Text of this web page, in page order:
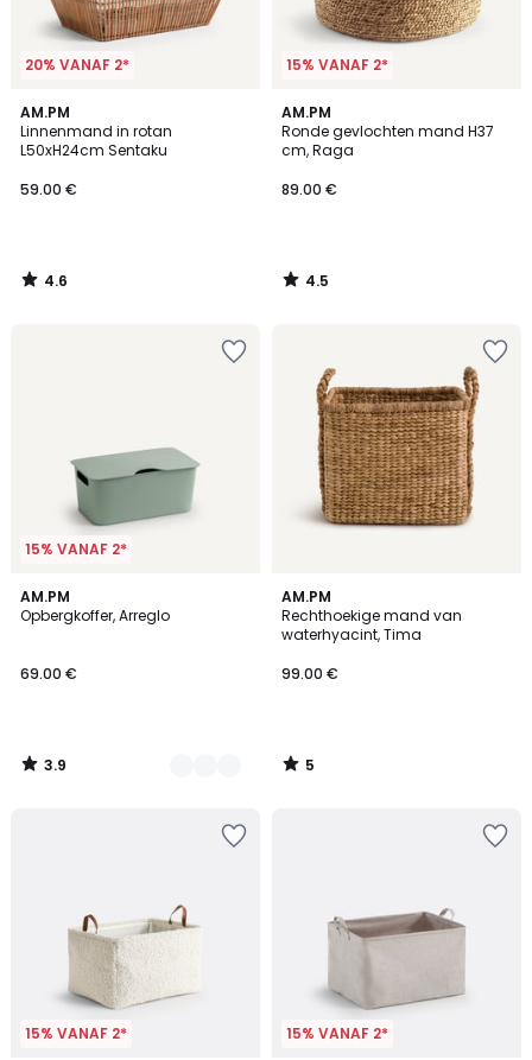
20% VANAF 2*
AM.PM
Linnenmand in rotan
L50xH24cm Sentaku
59.00 €
4.6
/ 5
4.6
/
15% VANAF 2*
AM.PM
Ronde gevlochten mand H37
cm, Raga
89.00 €
4.5
/ 5
4.5
/
15% VANAF 2*
AM.PM
Opbergkoffer, Arreglo
69.00 €
3.9
/ 5
5
Kleuren
3.9
/
AM.PM
Rechthoekige mand van
waterhyacint, Tima
99.00 €
5
/
5
5
/
15% VANAF 2* 15% VANAF 2*